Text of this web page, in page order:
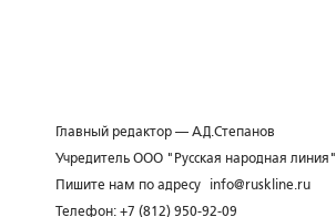
Главный редактор — А.Д.Степанов
Учредитель ООО "Русская народная линия"
Пишите нам по адресу
info@ruskline.ru
Телефон: +7 (812) 950-92-09